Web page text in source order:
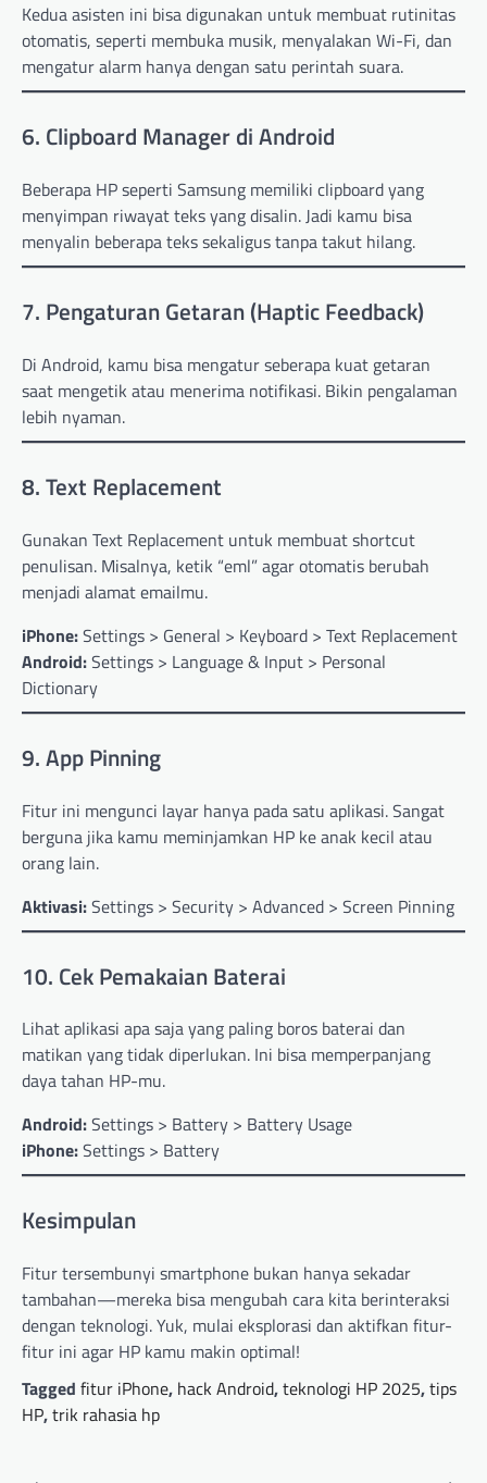
Kedua asisten ini bisa digunakan untuk membuat rutinitas
otomatis, seperti membuka musik, menyalakan Wi-Fi, dan
mengatur alarm hanya dengan satu perintah suara.
6. Clipboard Manager di Android
Beberapa HP seperti Samsung memiliki clipboard yang
menyimpan riwayat teks yang disalin. Jadi kamu bisa
menyalin beberapa teks sekaligus tanpa takut hilang.
7. Pengaturan Getaran (Haptic Feedback)
Di Android, kamu bisa mengatur seberapa kuat getaran
saat mengetik atau menerima notifikasi. Bikin pengalaman
lebih nyaman.
8. Text Replacement
Gunakan Text Replacement untuk membuat shortcut
penulisan. Misalnya, ketik “eml” agar otomatis berubah
menjadi alamat emailmu.
iPhone:Settings > General > Keyboard > Text Replacement
Android:Settings > Language & Input > Personal
Dictionary
9. App Pinning
Fitur ini mengunci layar hanya pada satu aplikasi. Sangat
berguna jika kamu meminjamkan HP ke anak kecil atau
orang lain.
Aktivasi:Settings > Security > Advanced > Screen Pinning
10. Cek Pemakaian Baterai
Lihat aplikasi apa saja yang paling boros baterai dan
matikan yang tidak diperlukan. Ini bisa memperpanjang
daya tahan HP-mu.
Android:Settings > Battery > Battery Usage
iPhone:Settings > Battery
Kesimpulan
Fitur tersembunyi smartphone bukan hanya sekadar
tambahan—mereka bisa mengubah cara kita berinteraksi
dengan teknologi. Yuk, mulai eksplorasi dan aktifkan fitur-
fitur ini agar HP kamu makin optimal!
Tagged fitur iPhone, hack Android,teknologi HP 2025,tips
HP,trik rahasia hp